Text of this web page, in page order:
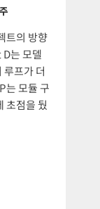
트의 방향
는 모델
루프가 더
는 모듈 구
초점을 뒀